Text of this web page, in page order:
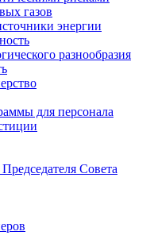
газов
энергии
разнообразия
для персонала
Совета